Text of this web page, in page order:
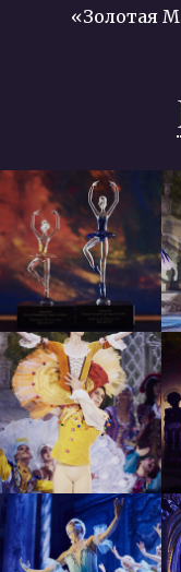
«Золотая